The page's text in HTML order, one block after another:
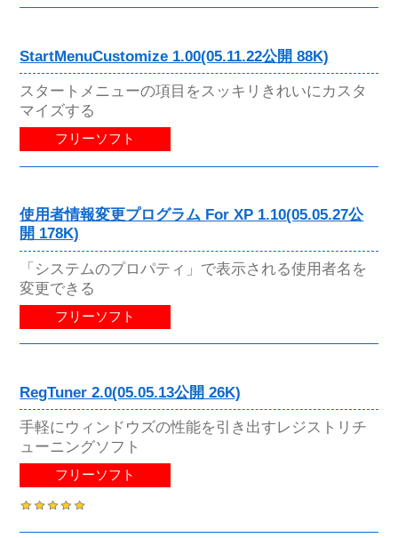
StartMenuCustomize 1.00(05.11.22公開 88K)
スタートメニューの項目をスッキリきれいにカスタ
マイズする
フリーソフト
使用者情報変更プログラム For XP 1.10(05.05.27公
開 178K)
「システムのプロパティ」で表示される使用者名を
変更できる
フリーソフト
RegTuner 2.0(05.05.13公開 26K)
手軽にウィンドウズの性能を引き出すレジストリチ
ューニングソフト
フリーソフト